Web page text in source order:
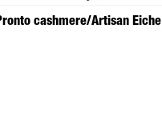
cashmere/Artisan Eiche